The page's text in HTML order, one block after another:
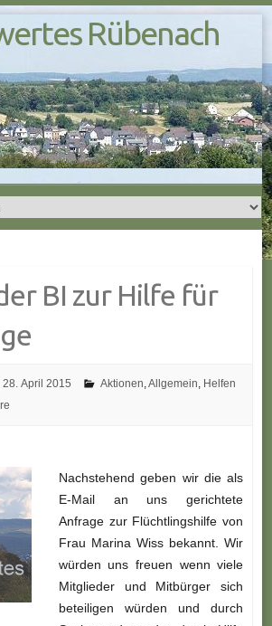
Rübenach
BI zur Hilfe für
28. April 2015 Aktionen,Allgemein, Helfen
Nachstehend geben wir die als
E-Mail an uns gerichtete
Anfrage zur Flüchtlingshilfe von
Frau Marina Wiss bekannt.Wir
würden uns freuen wenn viele
Mitglieder und Mitbürger sich
beteiligen würden und durch